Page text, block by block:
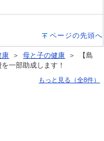
ページの先頭へ
康 ＞母と子の健康 ＞ 【島
一部助成します！
もっと見る（全8件）